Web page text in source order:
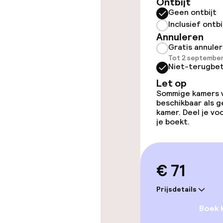
Zwemmen &
Solarium
Turks
Spacentrum
Entertainment
Gratis wifi
Eet- en
Geen ontbijt
Inclusief
Annuleren
Gratis
Tot 2
Niet-
Let op
Sommige
beschikbaar als
kamer. Deel je
je boekt.
€ 71
Prijsdetails
Boek